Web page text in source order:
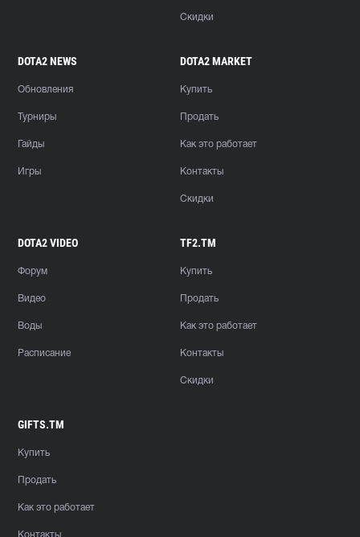
Скидки
DOTA2 NEWS
Обновления
Турниры
Гайды
Игры
DOTA2 MARKET
Купить
Продать
Как это работает
Контакты
Скидки
DOTA2 VIDEO
Форум
Видео
Воды
Расписание
TF2.TM
Купить
Продать
Как это работает
Контакты
Скидки
GIFTS.TM
Купить
Продать
Как это работает
Контакты